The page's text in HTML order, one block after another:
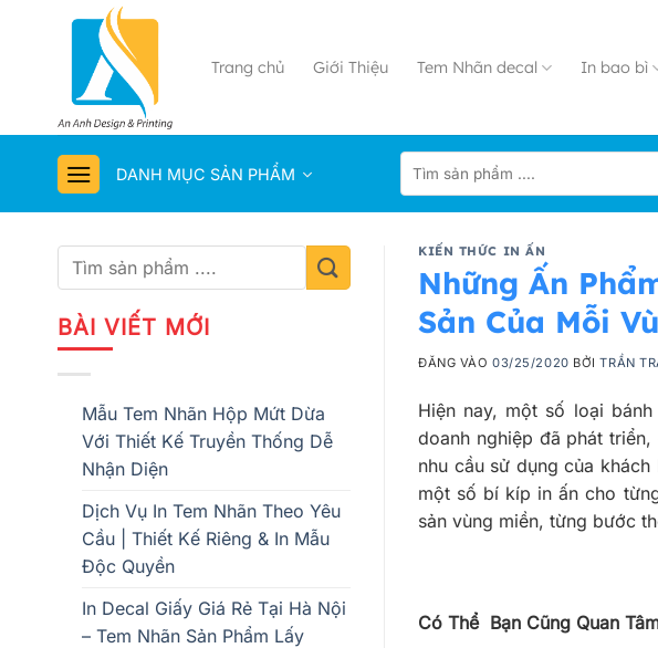
Trang chủ Giới Thiệu Tem Nhãn decal In bao bì
DANH MỤC SẢN PHẨM
BÀI VIẾT MỚI
Mẫu Tem Nhãn Hộp Mứt Dừa
Với Thiết Kế Truyền Thống Dễ
Nhận Diện
Dịch Vụ In Tem Nhãn Theo Yêu
Cầu | Thiết Kế Riêng & In Mẫu
Độc Quyền
In Decal Giấy Giá Rẻ Tại Hà Nội
– Tem Nhãn Sản Phẩm Lấy
KIẾN THỨC IN ẤN
Những Ấn
Sản Của Mỗi
ĐĂNG VÀO03/25/2020 BỞITRẦN
Hiện nay, một số loại
doanh nghiệp đã phát
nhu cầu sử dụng của
một số bí kíp in ấn cho
sản vùng miền, từng bước
Có Thể Bạn Cũng Quan